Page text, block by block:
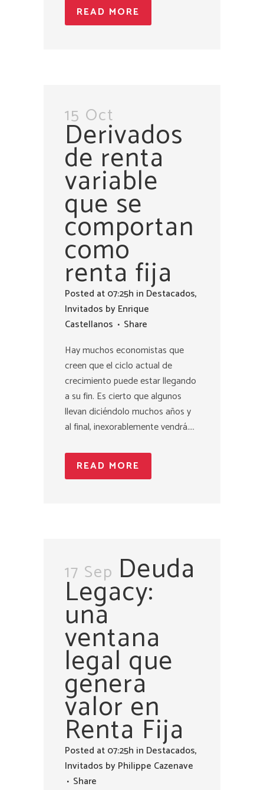
READ MORE
15 Oct
Derivados
de renta
variable
que se
comportan
como
renta fija
Posted at 07:25h in Destacados,
Invitados byEnrique
Castellanos
Share
Hay muchos economistas que
creen que el ciclo actual de
crecimiento puede estar llegando
a su fin. Es cierto que algunos
llevan diciéndolo muchos años y
al final, inexorablemente vendrá....
READ MORE
17 Sep Deuda
Legacy:
una
ventana
legal que
genera
valor en
Renta Fija
Posted at 07:25h in Destacados,
Invitados byPhilippe Cazenave
Share